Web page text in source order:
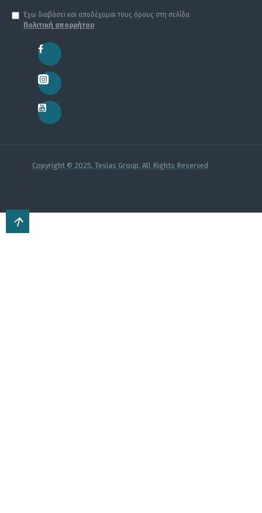
Έχω διαβάσει και αποδέχομαι τους όρους στη σελίδα
Πολιτική απορρήτου
Copyright © 2025, Tesias Group, All Rights Reserved